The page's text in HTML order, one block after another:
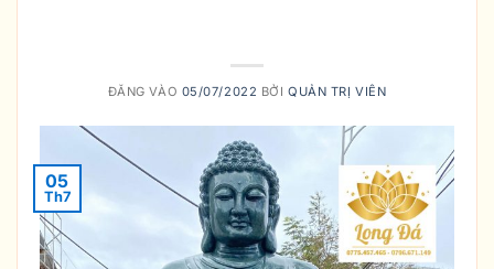
ĐĂNG VÀO 05/07/2022 BỞIQUẢN TRỊ VIÊN
05
Th7